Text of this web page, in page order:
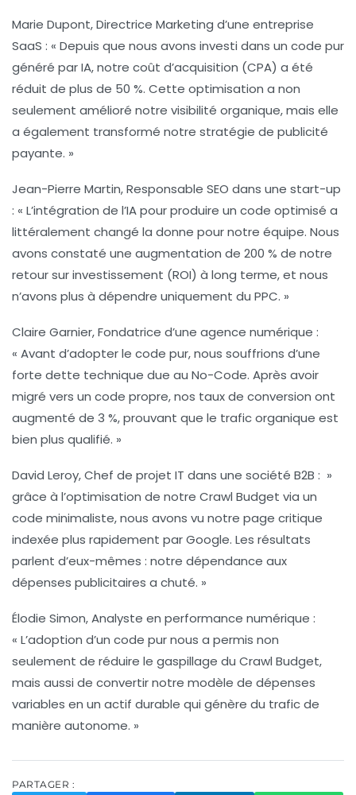
Marie Dupont, Directrice Marketing d’une entreprise
SaaS : « Depuis que nous avons investi dans un code pur
généré par IA, notre coût d’acquisition (CPA) a été
réduit de plus de 50 %. Cette optimisation a non
seulement amélioré notre visibilité organique, mais elle
a également transformé notre stratégie de publicité
payante. »
Jean-Pierre Martin, Responsable SEO dans une start-up
: « L’intégration de l’IA pour produire un code optimisé a
littéralement changé la donne pour notre équipe. Nous
avons constaté une augmentation de 200 % de notre
retour sur investissement (ROI) à long terme, et nous
n’avons plus à dépendre uniquement du PPC. »
Claire Garnier, Fondatrice d’une agence numérique :
« Avant d’adopter le code pur, nous souffrions d’une
forte dette technique due au No-Code. Après avoir
migré vers un code propre, nos taux de conversion ont
augmenté de 3 %, prouvant que le trafic organique est
bien plus qualifié. »
David Leroy, Chef de projet IT dans une société B2B : »
grâce à l’optimisation de notre Crawl Budget via un
code minimaliste, nous avons vu notre page critique
indexée plus rapidement par Google. Les résultats
parlent d’eux-mêmes : notre dépendance aux
dépenses publicitaires a chuté. »
Élodie Simon, Analyste en performance numérique :
« L’adoption d’un code pur nous a permis non
seulement de réduire le gaspillage du Crawl Budget,
mais aussi de convertir notre modèle de dépenses
variables en un actif durable qui génère du trafic de
manière autonome. »
PARTAGER :